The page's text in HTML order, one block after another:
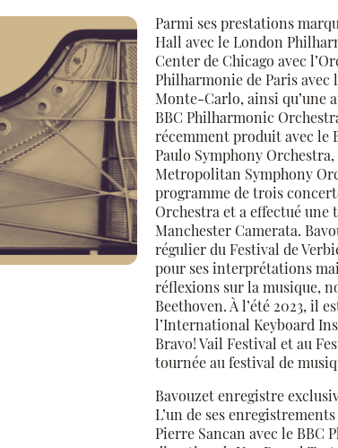
Parmi ses prestations
Hall avec le London
Center de Chicago avec
Philharmonie de Paris avec
Monte-Carlo, ainsi qu’une
BBC Philharmonic
récemment produit avec le
Paulo Symphony
Metropolitan Symphony
programme de trois
Orchestra et a effectué une
Manchester Camerata.
régulier du Festival de
pour ses interprétations
réflexions sur la musique,
Beethoven. À l’été 2023, il
l’International Keyboard
Bravo! Vail Festival et au
tournée au festival de
Bavouzet enregistre
L’un de ses
Pierre Sancan avec le BBC